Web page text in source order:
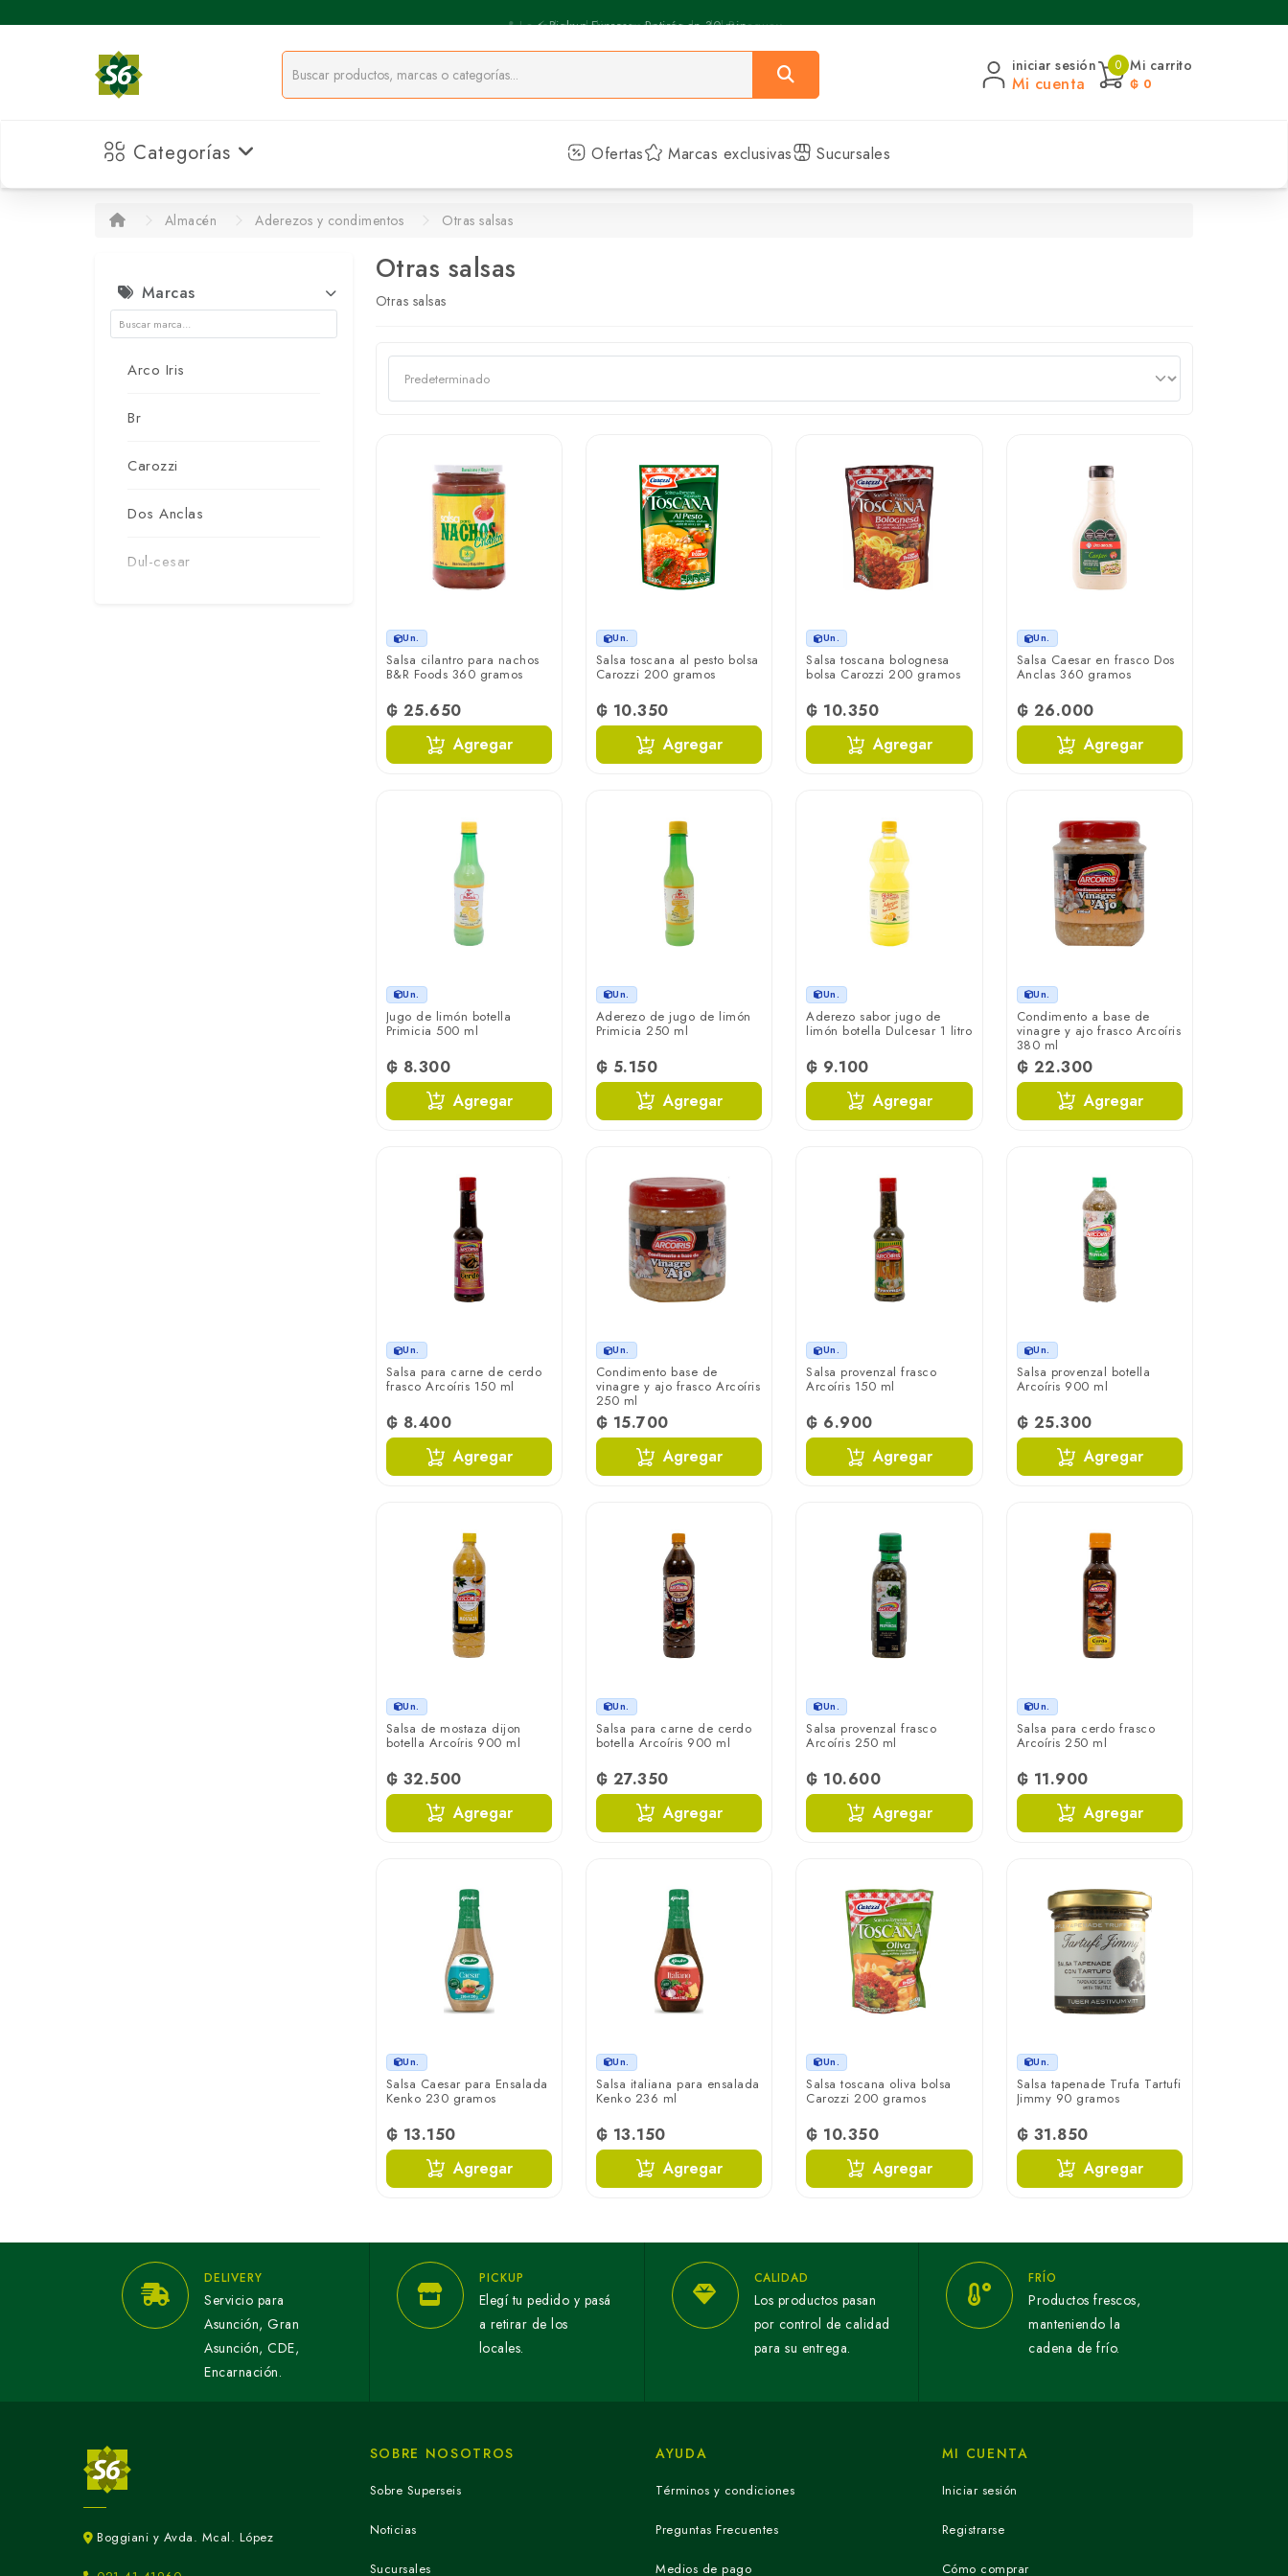
iniciar sesión
Mi cuenta
0 Mi carrito
₲ 0
Categorías Ofertas Marcas exclusivas Sucursales
Almacén Aderezos y condimentos Otras salsas
Marcas
Arco Iris
Br
Carozzi
Dos Anclas
Dul-cesar
Otras salsas
Otras salsas
Un.
Salsa cilantro para nachos
B&R Foods 360 gramos
₲ 25.650
Agregar
Un.
Salsa toscana al pesto bolsa
Carozzi 200 gramos
₲ 10.350
Agregar
Un.
Salsa toscana bolognesa
bolsa Carozzi 200 gramos
₲ 10.350
Agregar
Un.
Salsa Caesar en frasco Dos
Anclas 360 gramos
₲ 26.000
Agregar
Un.
Jugo de limón botella
Primicia 500 ml
₲ 8.300
Agregar
Un.
Aderezo de jugo de limón
Primicia 250 ml
₲ 5.150
Agregar
Un.
Aderezo sabor jugo de
limón botella Dulcesar 1 litro
₲ 9.100
Agregar
Un.
Condimento a base de
vinagre y ajo frasco Arcoíris
380 ml
₲ 22.300
Agregar
Un.
Salsa para carne de cerdo
frasco Arcoíris 150 ml
₲ 8.400
Agregar
Un.
Condimento base de
vinagre y ajo frasco Arcoíris
250 ml
₲ 15.700
Agregar
Un.
Salsa provenzal frasco
Arcoíris 150 ml
₲ 6.900
Agregar
Un.
Salsa provenzal botella
Arcoíris 900 ml
₲ 25.300
Agregar
Un.
Salsa de mostaza dijon
botella Arcoíris 900 ml
₲ 32.500
Agregar
Un.
Salsa para carne de cerdo
botella Arcoíris 900 ml
₲ 27.350
Agregar
Un.
Salsa provenzal frasco
Arcoíris 250 ml
₲ 10.600
Agregar
Un.
Salsa para cerdo frasco
Arcoíris 250 ml
₲ 11.900
Agregar
Un.
Salsa Caesar para Ensalada
Kenko 230 gramos
₲ 13.150
Agregar
Un.
Salsa italiana para ensalada
Kenko 236 ml
₲ 13.150
Agregar
Un.
Salsa toscana oliva bolsa
Carozzi 200 gramos
₲ 10.350
Agregar
Un.
Salsa tapenade Trufa Tartufi
Jimmy 90 gramos
₲ 31.850
Agregar
DELIVERY
Servicio para
Asunción, Gran
Asunción, CDE,
Encarnación.
PICKUP
Elegí tu pedido y pasá
a retirar de los
locales.
CALIDAD
Los productos pasan
por control de calidad
para su entrega.
FRÍO
Productos frescos,
manteniendo la
cadena de frío.
Boggiani y Avda. Mcal. López
SOBRE NOSOTROS
Sobre Superseis
Noticias
Sucursales
AYUDA
Términos y condiciones
Preguntas Frecuentes
Medios de pago
MI CUENTA
Iniciar sesión
Registrarse
Cómo comprar